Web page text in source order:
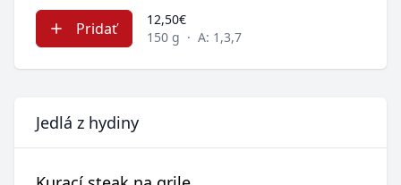
Pridať
12,50€
150 g · A: 1,3,7
Jedlá z hydiny